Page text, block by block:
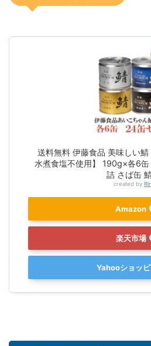
送料無料 伊藤食品 美味しい
水煮食塩不使用】 190g×各6
詰 さば缶
created by
Amazon
楽天市場
Yahooショッ